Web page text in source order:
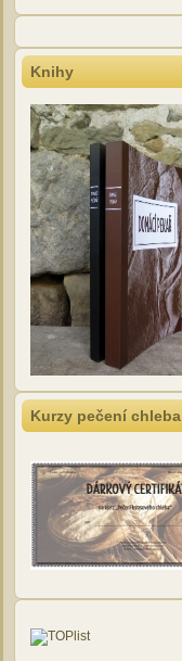
Knihy
Kurzy pečení chleba